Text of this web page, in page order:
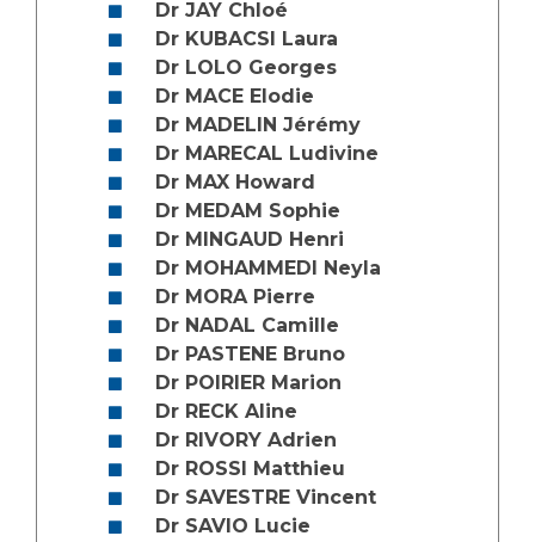
Vos représentants
La Commission Des Usagers (CDU)
Les Comités Locaux des Usagers
Le projet des usagers
Qualité
Nos indicateurs qualité et de sécurité des soins
Protection des données
Sécurité
Fournisseurs
Rôles et missions
Liste des marchés conclus
Documents utiles
Dr JAY Chloé
Dr KUBACSI Laura
Dr LOLO Georges
Dr MACE Elodie
Dr MADELIN Jérémy
Dr MARECAL Ludivine
Dr MAX Howard
Dr MEDAM Sophie
Dr MINGAUD Henri
Dr MOHAMMEDI Neyla
Dr MORA Pierre
Dr NADAL Camille
Dr PASTENE Bruno
Dr POIRIER Marion
Dr RECK Aline
Dr RIVORY Adrien
Dr ROSSI Matthieu
Dr SAVESTRE Vincent
Dr SAVIO Lucie